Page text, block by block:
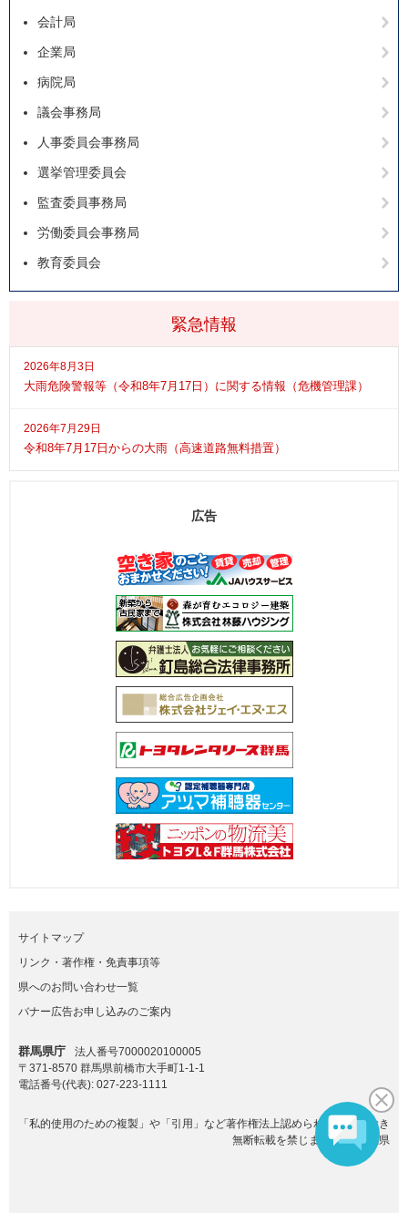
緊急情報
2026年8月3日
大雨危険警報等（令和8年7月17日）に関する情報（危機管理課）
2026年7月29日
令和8年7月17日からの大雨（高速道路無料措置）
会計局
企業局
病院局
議会事務局
人事委員会事務局
選挙管理委員会
監査委員事務局
労働委員会事務局
教育委員会
広告
サイトマップ
リンク・著作権・免責事項等
県へのお問い合わせ一覧
バナー広告お申し込みのご案内
群馬県庁
法人番号7000020100005
〒371-8570 群馬県前橋市大手町1-1-1
電話番号(代表): 027-223-1111
「私的使用のための複製」や「引用」など著作権法上認められた場合を除き
無断転載を禁じます。(C)群馬県